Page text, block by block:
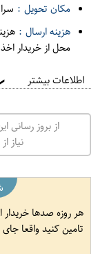
مکان تحویل :
هزینه ارسال :
محل از خریدار
اطلاعات بیشتر
از بروز
نیاز
هر روزه صدها خریدار
تامین کنید واقعا جای